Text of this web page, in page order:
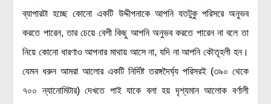
আমাদের সৌরজগৎ
সৌরজগত ছাড়িয়ে
সামাজিক বিজ্ঞান
রাষ্ট্রবিজ্ঞান
ব্যাপারটা হচ্ছে কোনো একটি উদ্দীপনাকে আপনি যতটুকু পরিসরে অনুভব
করতে পারেন, তার চেয়ে বেশী কিছু আপনি অনুভব করতে পারেন না বলে তা
নিয়ে কোনো ধারণাও আপনার মাথায় আসে না, যদি না আপনি কৌতূহলী হন।
যেমন ধরুন আমরা আলোর একটি নির্দিষ্ট তরঙ্গদৈর্ঘ্য পরিসরই (৩৯০ থেকে
৭০০ ন্যানোমিটার) দেখতে পাই যাকে বলা হয় দৃশ্যমান আলোক বর্ণালী